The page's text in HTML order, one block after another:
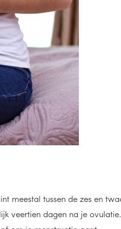
meestal tussen de zes en
veertien dagen na je